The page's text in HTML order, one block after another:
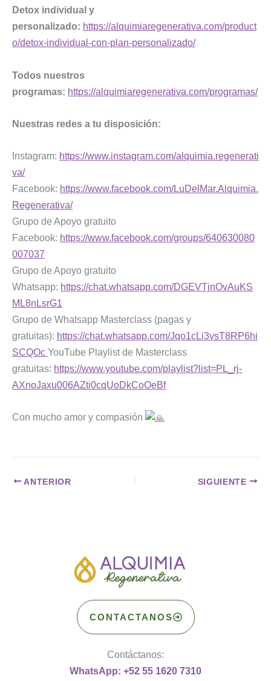
Detox individual y
personalizado: https://alquimiaregenerativa.com/product
o/detox-individual-con-plan-personalizado/
Todos nuestros
programas: https://alquimiaregenerativa.com/programas/
Nuestras redes a tu disposición:
Instagram: https://www.instagram.com/alquimia.regenerati
va/
Facebook: https://www.facebook.com/LuDelMar.Alquimia.
Regenerativa/
Grupo de Apoyo gratuito
Facebook: https://www.facebook.com/groups/640630080
007037
Grupo de Apoyo gratuito
Whatsapp: https://chat.whatsapp.com/DGEVTjnOvAuKS
ML8nLsrG1
Grupo de Whatsapp Masterclass (pagas y
gratuitas): https://chat.whatsapp.com/Jqo1cLi3vsT8RP6hi
SCQOc YouTube Playlist de Masterclass
gratuitas: https://www.youtube.com/playlist?list=PL_rj-
AXnoJaxu006AZti0cqUoDkCoOeBf
Con mucho amor y compasión
ANTERIOR SIGUIENTE
CONTACTANOS
Contáctanos:
WhatsApp: +52 55 1620 7310